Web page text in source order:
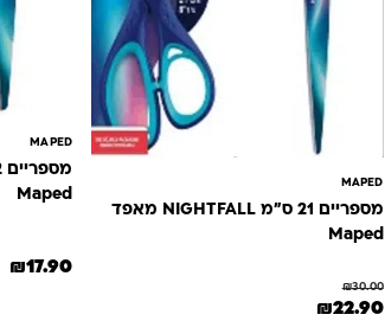
MAPED
מספריים 21 ס"מ NIGHTFALL מאפד
Maped
₪30.00
המחיר המקורי היה: ₪30.00.
₪22.90
MAPED
Maped
₪17.90